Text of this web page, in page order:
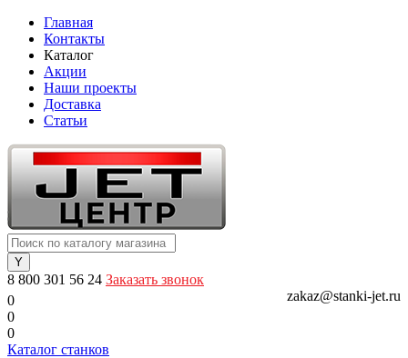
Главная
Контакты
Каталог
Акции
Наши проекты
Доставка
Статьи
8 800 301 56 24 Заказать звонок
zakaz@stanki-jet.ru
0
0
0
Каталог станков